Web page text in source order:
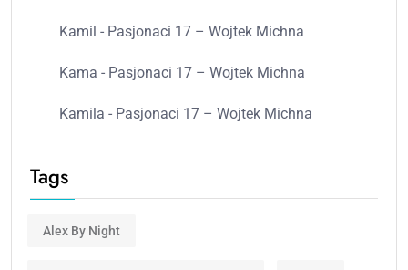
Kamil - Pasjonaci 17 – Wojtek Michna
Kama - Pasjonaci 17 – Wojtek Michna
Kamila - Pasjonaci 17 – Wojtek Michna
Tags
Alex By Night